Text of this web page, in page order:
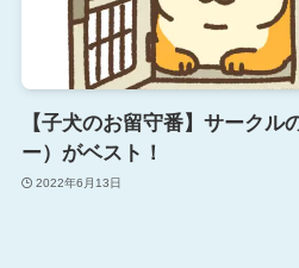
【子犬のお留守番】サークル
ー）がベスト！
2022年6月13日